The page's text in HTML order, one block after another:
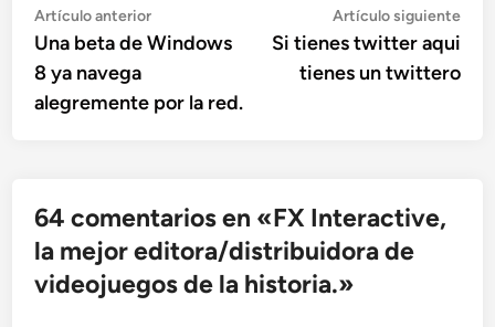
Navegación
de
entradas
Artículo anteriorArtículo
anterior:
Una beta de Windows
8 ya navega
alegremente por la red.
Artículo siguiente
Si tienes twitter aqui
tienes un twittero
64 comentarios en «FX Interactive,
la mejor editora/distribuidora de
videojuegos de la historia.»